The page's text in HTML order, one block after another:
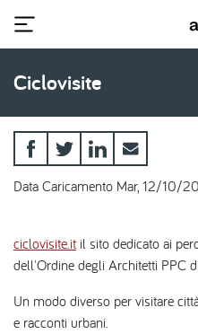
contenuto
principale
Ciclovisite
Data Caricamento Mar, 12/10/
ciclovisite.it il sito dedicato ai
dell'Ordine degli Architetti PPC
Un modo diverso per visitare
e racconti urbani.